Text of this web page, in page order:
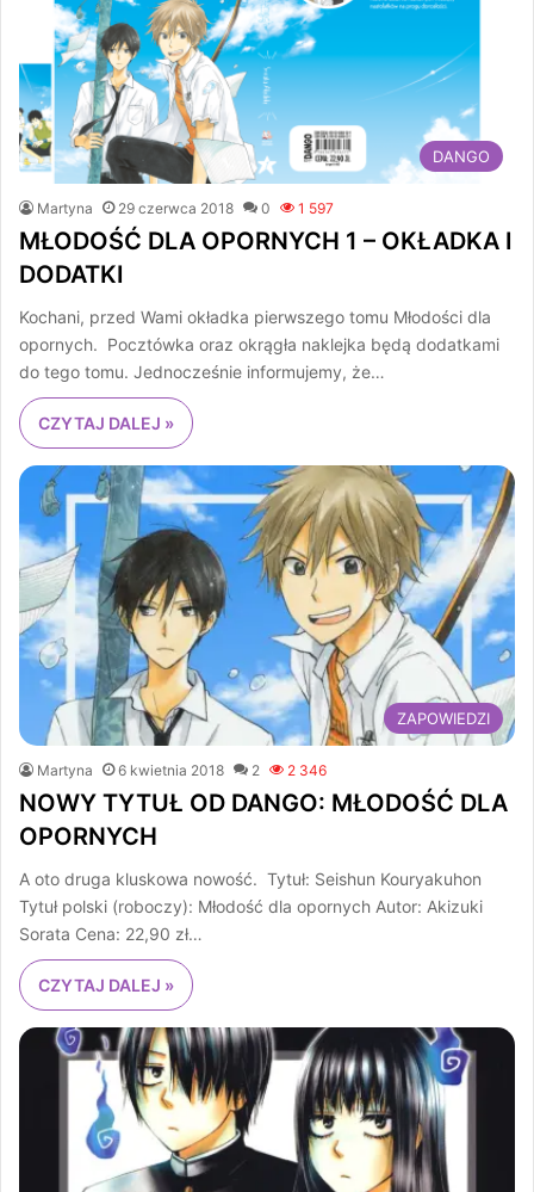
DANGO
Martyna 29 czerwca 2018 0 1 597
MŁODOŚĆ DLA OPORNYCH 1 – OKŁADKA I
DODATKI
Kochani, przed Wami okładka pierwszego tomu Młodości dla
opornych. Pocztówka oraz okrągła naklejka będą dodatkami
do tego tomu. Jednocześnie informujemy, że…
CZYTAJ DALEJ »
ZAPOWIEDZI
Martyna 6 kwietnia 2018 2 2 346
NOWY TYTUŁ OD DANGO: MŁODOŚĆ DLA
OPORNYCH
A oto druga kluskowa nowość. Tytuł: Seishun Kouryakuhon
Tytuł polski (roboczy): Młodość dla opornych Autor: Akizuki
Sorata Cena: 22,90 zł…
CZYTAJ DALEJ »